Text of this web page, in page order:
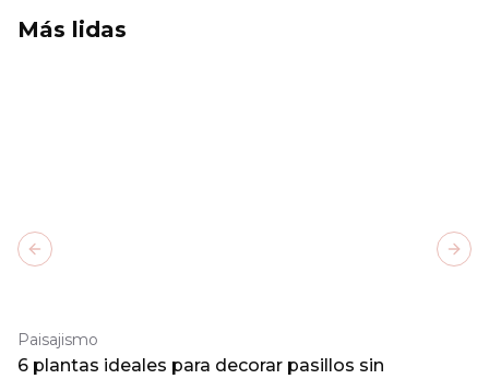
Más lidas
Paisajismo
6 plantas ideales para decorar pasillos sin
Previous slide